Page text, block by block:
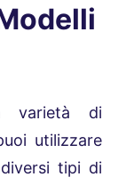
varietà di
utilizzare
tipi di